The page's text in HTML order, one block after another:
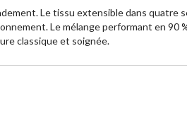
Le tissu extensible dans quatre
Le mélange performant en 90
classique et soignée.